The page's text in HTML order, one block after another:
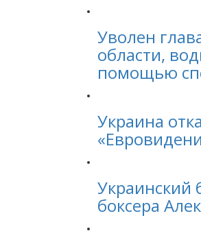
Уволен
области,
помощью
Украина
Украинский
боксера